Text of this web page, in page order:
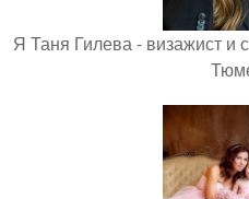
Я Таня Гилева - визажист и